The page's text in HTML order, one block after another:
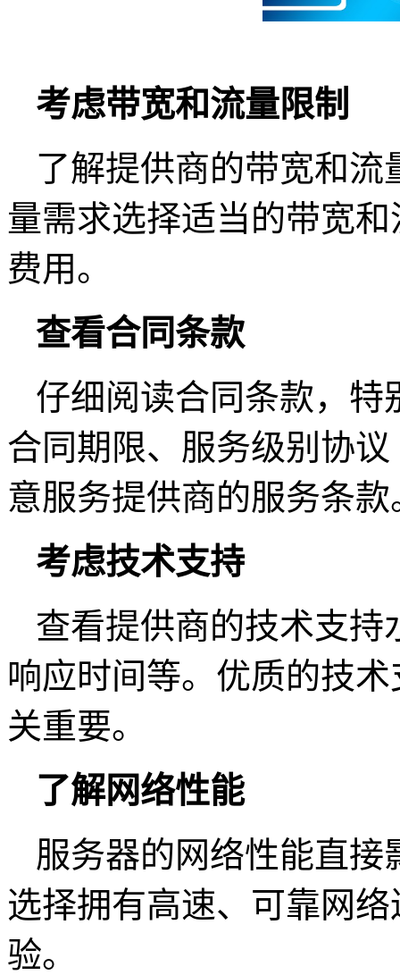
考虑带宽和流量限制
了解提供商的带宽和
量需求选择适当的带宽
费用。
查看合同条款
仔细阅读合同条款，特
合同期限、服务级别协
意服务提供商的服务条款
考虑技术支持
查看提供商的技术支持
响应时间等。优质的技
关重要。
了解网络性能
服务器的网络性能直
选择拥有高速、可靠网
验。